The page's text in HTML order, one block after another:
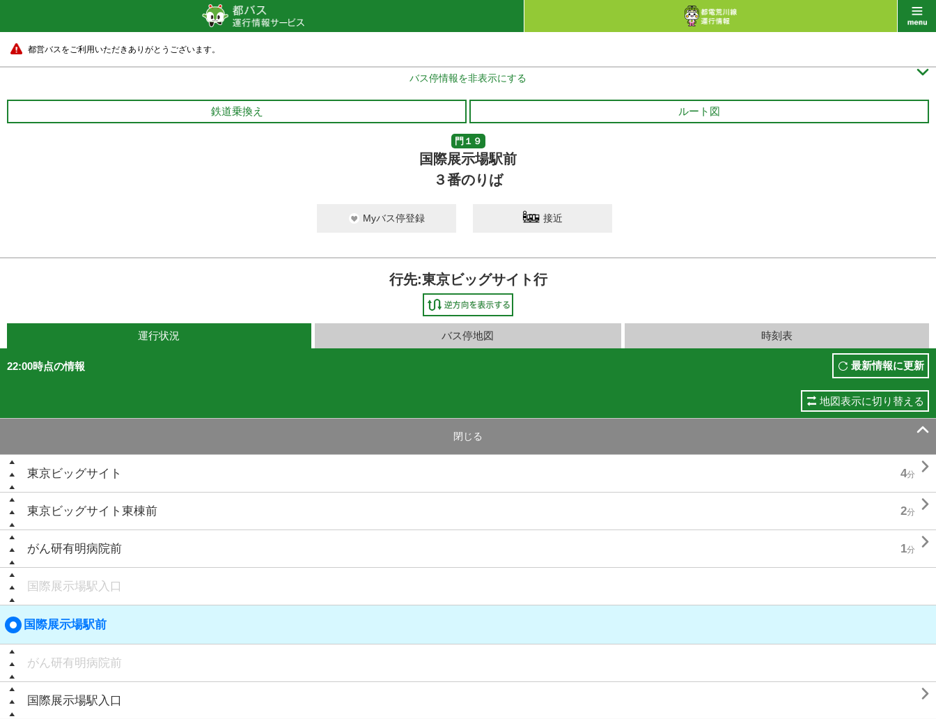
都営バスをご利用いただきありがとうございます。
バス停情報を非表示にする 
鉄道乗換え ルート図
門１９
国際展示場駅前
３番のりば
Myバス停登録 接近
行先:東京ビッグサイト行
運行状況 バス停地図 時刻表
22:00時点の情報 最新情報に更新
地図表示に切り替える
閉じる 
東京ビッグサイト 4分 
東京ビッグサイト東棟前 2分 
がん研有明病院前 1分 
国際展示場駅入口
国際展示場駅前
がん研有明病院前
国際展示場駅入口 